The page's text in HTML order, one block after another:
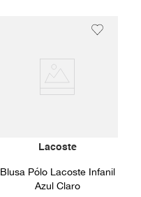
Lacoste
Blusa Pólo Lacoste Infanil
Azul Claro